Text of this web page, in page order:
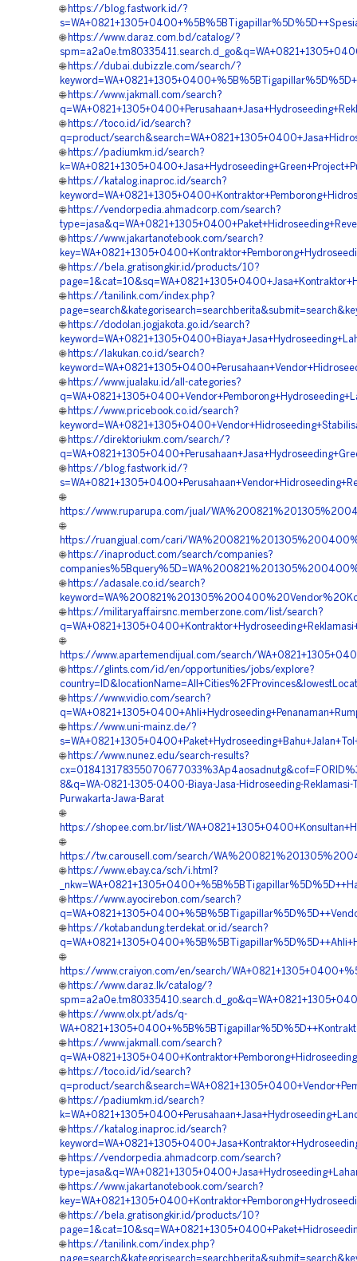
🌐 https://blog.fastwork.id/?
🌐 https://www.daraz.com.bd/catalog/?
🌐 https://dubai.dubizzle.com/search/?
🌐 https://www.jakmall.com/search?
🌐 https://toco.id/id/search?
q=product/
🌐 https://padiumkm.id/search?
🌐 https://katalog.inaproc.id/search?
🌐 https://vendorpedia.ahmadcorp.com/search?
🌐 https://www.jakartanotebook.com/search?
🌐 https://bela.gratisongkir.id/products/10?
🌐 https://tanilink.com/index.php?
🌐 https://dodolan.jogjakota.go.id/search?
🌐 https://lakukan.co.id/search?
🌐 https://www.jualaku.id/all-categories?
🌐 https://www.pricebook.co.id/search?
🌐 https://direktoriukm.com/search/?
🌐 https://blog.fastwork.id/?
🌐
https://www.ruparupa.com/jual/
🌐
https://ruangjual.com/cari/
🌐 https://inaproduct.com/search/companies?
🌐 https://adasale.co.id/search?
🌐 https://militaryaffairsnc.memberzone.com/list/search?
🌐
https://www.apartemendijual.com/search/
🌐 https://glints.com/id/en/opportunities/jobs/explore?
🌐 https://www.vidio.com/search?
🌐 https://www.uni-mainz.de/?
🌐 https://www.nunez.edu/search-results?
8&q=WA-0821-1305-0400-Biaya-Jasa-Hidroseeding-Reklamasi-
Purwakarta-Jawa-Barat
🌐
https://shopee.com.br/list/
🌐
https://tw.carousell.com/search/
🌐 https://www.ebay.ca/sch/i.html?
🌐 https://www.ayocirebon.com/search?
🌐 https://kotabandung.terdekat.or.id/search?
🌐
https://www.craiyon.com/en/search/
🌐 https://www.daraz.lk/catalog/?
🌐 https://www.olx.pt/ads/q-
🌐 https://www.jakmall.com/search?
🌐 https://toco.id/id/search?
q=product/
🌐 https://padiumkm.id/search?
🌐 https://katalog.inaproc.id/search?
🌐 https://vendorpedia.ahmadcorp.com/search?
🌐 https://www.jakartanotebook.com/search?
🌐 https://bela.gratisongkir.id/products/10?
🌐 https://tanilink.com/index.php?